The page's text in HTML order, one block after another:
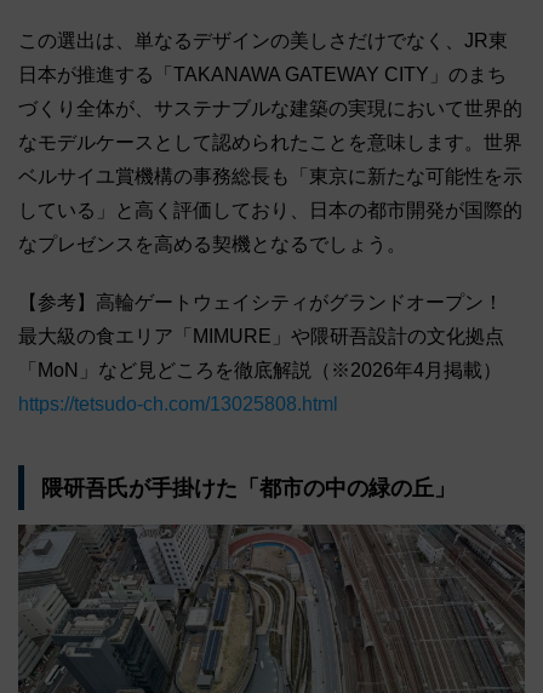
この選出は、単なるデザインの美しさだけでなく、JR東
日本が推進する「TAKANAWA GATEWAY CITY」のまち
づくり全体が、サステナブルな建築の実現において世界的
なモデルケースとして認められたことを意味します。世界
ベルサイユ賞機構の事務総長も「東京に新たな可能性を示
している」と高く評価しており、日本の都市開発が国際的
なプレゼンスを高める契機となるでしょう。
【参考】高輪ゲートウェイシティがグランドオープン！
最大級の食エリア「MIMURE」や隈研吾設計の文化拠点
「MoN」など見どころを徹底解説（※2026年4月掲載）
https://tetsudo-ch.com/13025808.html
隈研吾氏が手掛けた「都市の中の緑の丘」